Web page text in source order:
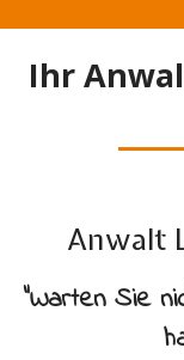
Ihr
Anwalt
"Warten Sie